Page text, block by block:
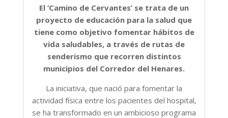
El ‘Camino de Cervantes’ se trata de un
proyecto de educación para la salud que
tiene como objetivo fomentar hábitos de
vida saludables, a través de rutas de
senderismo que recorren distintos
municipios del Corredor del Henares.
La iniciativa, que nació para fomentar la
actividad física entre los pacientes del hospital,
se ha transformado en un ambicioso programa